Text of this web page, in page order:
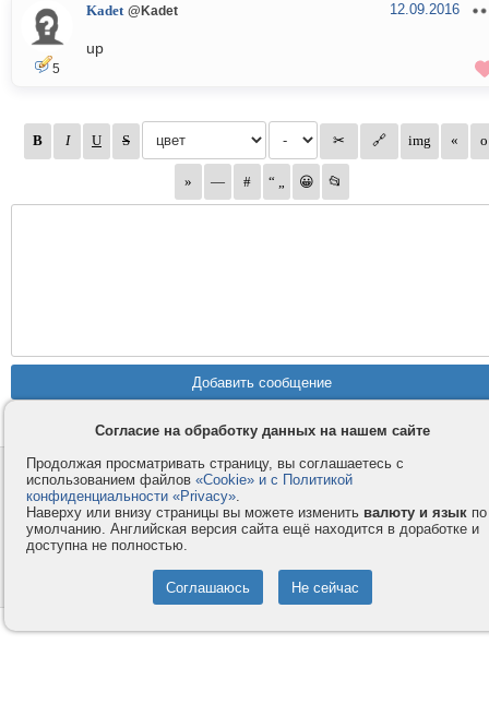
5
Kadet @Kadet 12.09.2016
up
Контакты
Компания
Privacy и Cookie
Услуги
Как оплатить
Помощь
© 2008-2026VMESTE.EU - Все права защищены.
Согласие на обработку данных на нашем сайте
Продолжая просматривать страницу, вы соглашаетесь с
использованием файлов «Cookie» и с Политикой
конфиденциальности «Privacy».
Наверху или внизу страницы вы можете изменить валюту и язык по
умолчанию. Английская версия сайта ещё находится в доработке и
доступна не полностью.